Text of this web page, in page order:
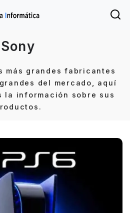
Sony
más grandes fabricantes
del mercado, aquí
la información sobre sus